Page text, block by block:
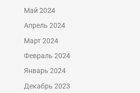
Май 2024
Апрель 2024
Март 2024
Февраль 2024
Январь 2024
Декабрь 2023